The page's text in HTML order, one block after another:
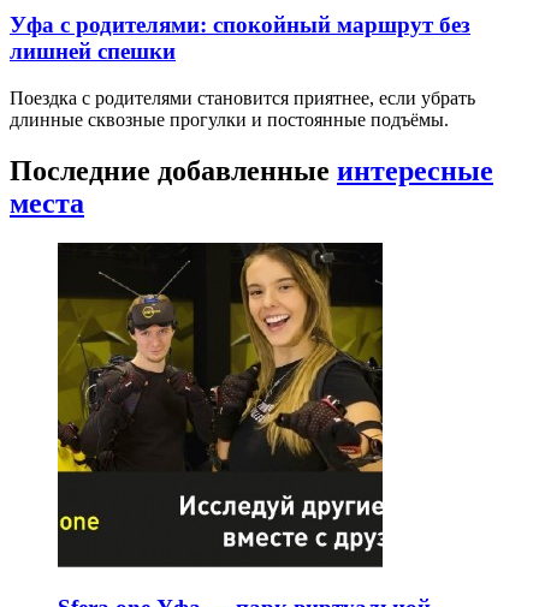
Уфа с родителями: спокойный маршрут без
лишней спешки
Поездка с родителями становится приятнее, если убрать
длинные сквозные прогулки и постоянные подъёмы.
Последние добавленные интересные
места